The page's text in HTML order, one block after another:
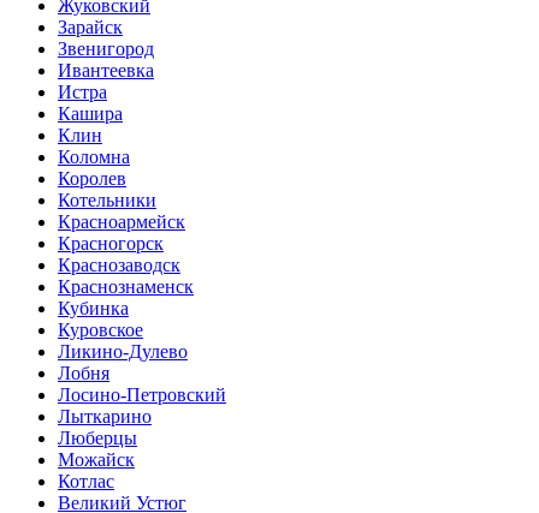
Жуковский
Зарайск
Звенигород
Ивантеевка
Истра
Кашира
Клин
Коломна
Королев
Котельники
Красноармейск
Красногорск
Краснозаводск
Краснознаменск
Кубинка
Куровское
Ликино-Дулево
Лобня
Лосино-Петровский
Лыткарино
Люберцы
Можайск
Котлас
Великий Устюг